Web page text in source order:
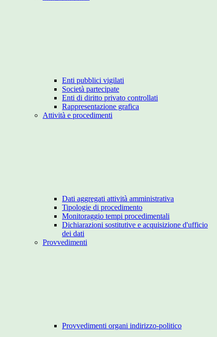
Enti pubblici vigilati
Società partecipate
Enti di diritto privato controllati
Rappresentazione grafica
Attività e procedimenti
Dati aggregati attività amministrativa
Tipologie di procedimento
Monitoraggio tempi procedimentali
Dichiarazioni sostitutive e acquisizione d'ufficio
dei dati
Provvedimenti
Provvedimenti organi indirizzo-politico